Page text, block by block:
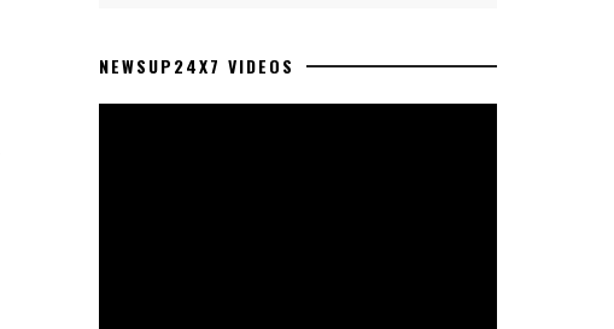
NEWSUP24X7 VIDEOS